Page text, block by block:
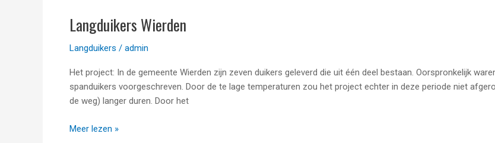
Langduikers Wierden
Langduikers / admin
Het project: In de gemeente Wierden zijn zeven duikers geleverd die uit één deel bestaan. Oorspronkelijk
spanduikers voorgeschreven. Door de te lage temperaturen zou het project echter in deze periode niet
de weg) langer duren. Door het
Meer lezen »